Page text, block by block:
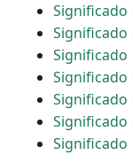
Significado
Significado
Significado
Significado
Significado